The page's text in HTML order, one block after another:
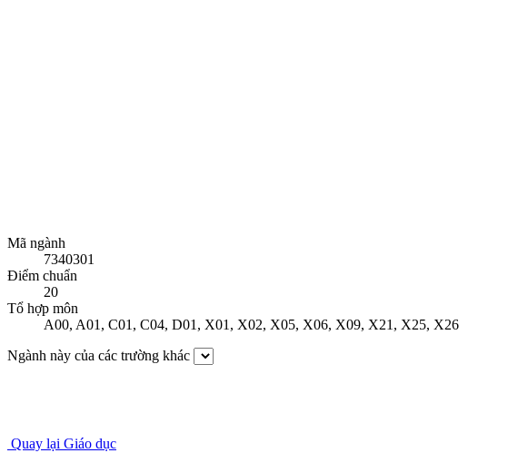
Mã ngành
7340301
Điểm chuẩn
20
Tổ hợp môn
A00, A01, C01, C04, D01, X01, X02, X05, X06, X09, X21, X25, X26
Ngành này của các trường khác
Quay lại Giáo dục